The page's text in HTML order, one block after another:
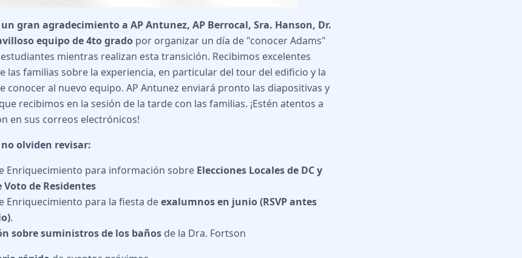
gran agradecimiento a AP Antunez, AP Berrocal, Sra. Hanson, Dr.
equipo de 4to grado por organizar un día de "conocer Adams"
mientras realizan esta transición. Recibimos excelentes
las familias sobre la experiencia, en particular del tour del edificio y la
conocer al nuevo equipo. AP Antunez enviará pronto las diapositivas y
recibimos en la sesión de la tarde con las familias. ¡Estén atentos a
en sus correos electrónicos!
olviden revisar:
Enriquecimiento para información sobre Elecciones Locales de DC y
Voto de Residentes
Enriquecimiento para la fiesta deexalumnos en junio (RSVP antes
.
sobre suministros de los baños de la Dra. Fortson